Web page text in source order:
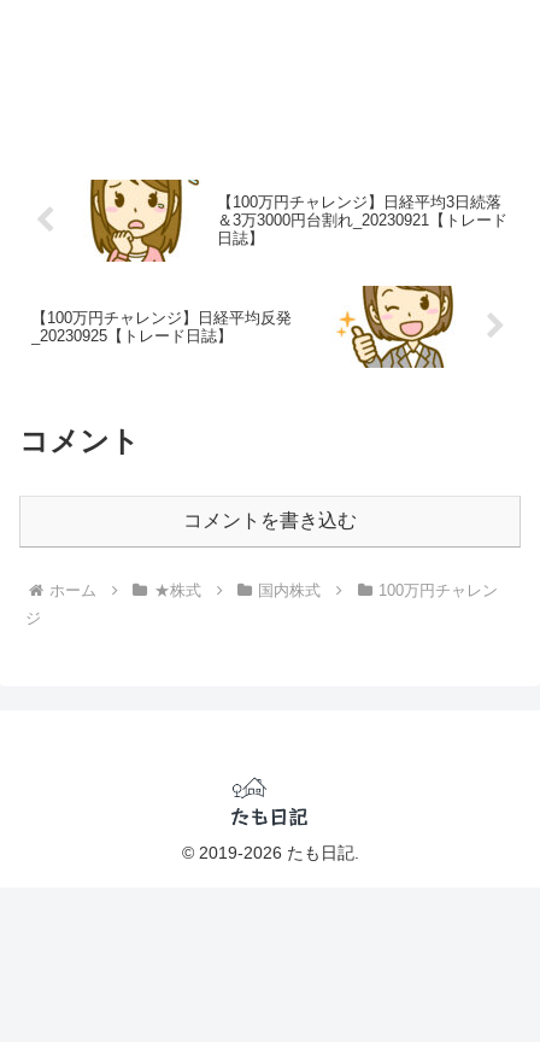
【100万円チャレンジ】日経平均3日続落
＆3万3000円台割れ_20230921【トレード
日誌】
【100万円チャレンジ】日経平均反発
_20230925【トレード日誌】
コメント
コメントを書き込む
ホーム ★株式 国内株式
100万円チャレン
ジ
© 2019-2026 たも日記.